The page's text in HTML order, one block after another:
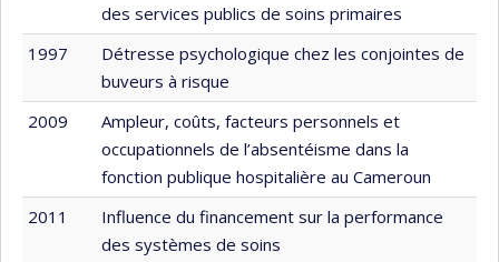
des services publics de soins primaires
1997
Détresse psychologique chez les conjointes de
buveurs à risque
2009
Ampleur, coûts, facteurs personnels et
occupationnels de l’absentéisme dans la
fonction publique hospitalière au Cameroun
2011
Influence du financement sur la performance
des systèmes de soins